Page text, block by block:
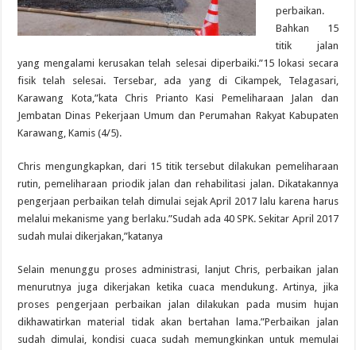
perbaikan.
Bahkan 15
titik jalan
yang mengalami kerusakan telah selesai diperbaiki.”15 lokasi secara
fisik telah selesai. Tersebar, ada yang di Cikampek, Telagasari,
Karawang Kota,”kata Chris Prianto Kasi Pemeliharaan Jalan dan
Jembatan Dinas Pekerjaan Umum dan Perumahan Rakyat Kabupaten
Karawang, Kamis (4/5).
Chris mengungkapkan, dari 15 titik tersebut dilakukan pemeliharaan
rutin, pemeliharaan priodik jalan dan rehabilitasi jalan. Dikatakannya
pengerjaan perbaikan telah dimulai sejak April 2017 lalu karena harus
melalui mekanisme yang berlaku.”Sudah ada 40 SPK. Sekitar April 2017
sudah mulai dikerjakan,”katanya
Selain menunggu proses administrasi, lanjut Chris, perbaikan jalan
menurutnya juga dikerjakan ketika cuaca mendukung. Artinya, jika
proses pengerjaan perbaikan jalan dilakukan pada musim hujan
dikhawatirkan material tidak akan bertahan lama.”Perbaikan jalan
sudah dimulai, kondisi cuaca sudah memungkinkan untuk memulai